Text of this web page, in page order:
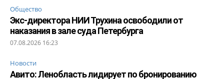
Общество
Экс-директора НИИ Трухина освободили от
наказания в зале суда Петербурга
07.08.2026 16:23
Новости
Авито: Ленобласть лидирует по бронированию